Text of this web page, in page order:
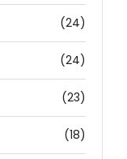
(24)
(24)
(23)
(18)